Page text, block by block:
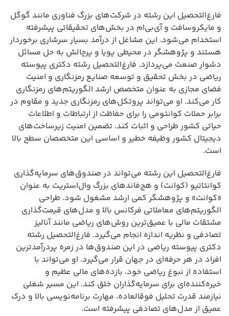
فارغ‌التحصیل این رشته در شرکت‌های بزرگ فناوری مانند گوگل
و مایکروسافت و آی‌بی‌ام در بخش‌های تحقیقاتی پیشرفته
استخدام می‌شود. این مشاغل از درآمد بسیار سرشاری برخوردار
هستند و پژوهشگر در محیطی پویا و پرچالش به حل مسائل
دشوار صنعت می‌پردازد. فارغ‌التحصیل رشته دکتری پیوسته
ریاضی در بخش تحقیق و توسعه صنایع رمزنگاری و امنیت
فضای مجازی به عنوان متخصص ارشد الگوریتم‌های رمزنگاری
کار می‌کند. او می‌تواند پروتکل‌های رمزنگاری جدید و مقاوم در
برابر حملات کوانتومی را برای حفاظت از ارتباطات و اطلاعات
حیاتی کشور طراحی و اثبات کند. تضمین امنیت زیرساخت‌های
دیجیتال کشور وظیفه خطیر و اساسی این متخصصان سطح بالا
است.
فارغ‌التحصیل این رشته می‌تواند در صندوق‌های سرمایه‌گذاری
کوانتاتیو (کوانت) و هج‌فاندهای بزرگ وال‌استریت به عنوان
«کوانت» و پژوهشگر کمی ارشد مشغول شود. طراحی
الگوریتم‌های معاملاتی فرکانس بالا و مدل‌های قیمت‌گذاری
مشتقات مالی با عمیق‌ترین روش‌های ریاضی مانند آنالیز
تصادفی و نظریه اندازه انجام می‌گیرد. فارغ‌التحصیل رشته
دکتری پیوسته ریاضی در این صندوق‌ها در زمره پردرآمدترین
افراد در هر حرفه‌ای در جهان قرار می‌گیرد. او می‌تواند با
استفاده از نبوغ ریاضی خود، بازده‌های مالی عظیم و
خیره‌کننده‌ای برای سرمایه‌گذاران خلق کند. این مسیر شغلی
نیازمند قدرت تحلیل فوقالعاده، مهارت برنامه‌نویسی بالا و درک
عمیق از مدل‌های تصادفی پیشرفته است.